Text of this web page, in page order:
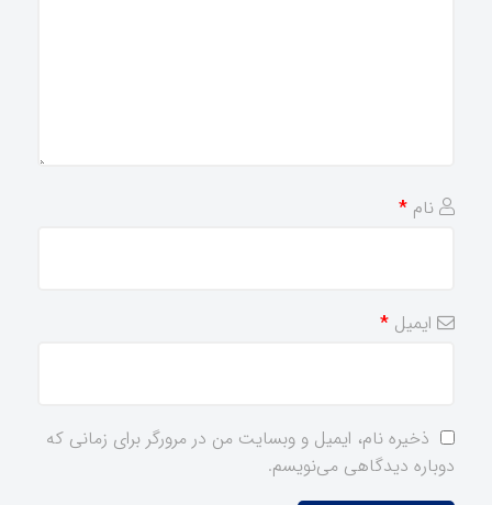
نام *
ایمیل *
ذخیره نام، ایمیل و وبسایت من در مرورگر برای زمانی که
دوباره دیدگاهی می‌نویسم.